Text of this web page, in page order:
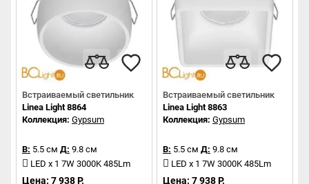
Встраиваемый светильник
Linea Light 8864
Коллекция: Gypsum
В: 5.5 см Д: 9.8 см
LED x 1 7W 3000K 485Lm
Цена: 7 938 Р.
Встраиваемый светильник
Linea Light 8863
Коллекция: Gypsum
В: 5.5 см Д: 9.8 см
LED x 1 7W 3000K 485Lm
Цена: 7 938 Р.